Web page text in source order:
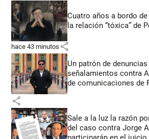
Cuatro años a bordo
la relación “tóxica” de
hace 43 minutos share
Un patrón de
señalamientos contra
de comunicaciones de
share
Sale a la luz la razón
del caso contra Jorge